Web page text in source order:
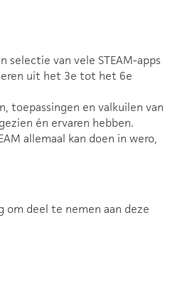
selectie van vele STEAM-apps
uit het 3e tot het 6e
toepassingen en valkuilen van
én ervaren hebben.
allemaal kan doen in wero,
om deel te nemen aan deze